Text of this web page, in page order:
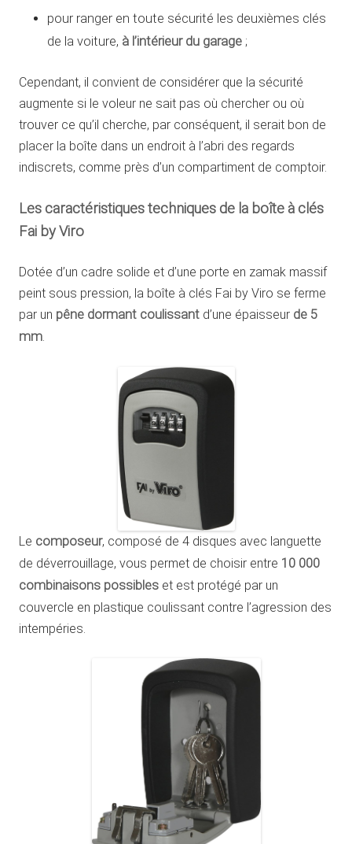
pour ranger en toute sécurité les deuxièmes clés
de la voiture, à l’intérieur du garage ;
Cependant, il convient de considérer que la sécurité
augmente si le voleur ne sait pas où chercher ou où
trouver ce qu’il cherche, par conséquent, il serait bon de
placer la boîte dans un endroit à l’abri des regards
indiscrets, comme près d’un compartiment de comptoir.
Les caractéristiques techniques de la boîte à clés
Fai by Viro
Dotée d’un cadre solide et d’une porte en zamak massif
peint sous pression, la boîte à clés Fai by Viro se ferme
par un pêne dormant coulissant d’une épaisseur de 5
mm.
Le composeur, composé de 4 disques avec languette
de déverrouillage, vous permet de choisir entre 10 000
combinaisons possibles et est protégé par un
couvercle en plastique coulissant contre l’agression des
intempéries.